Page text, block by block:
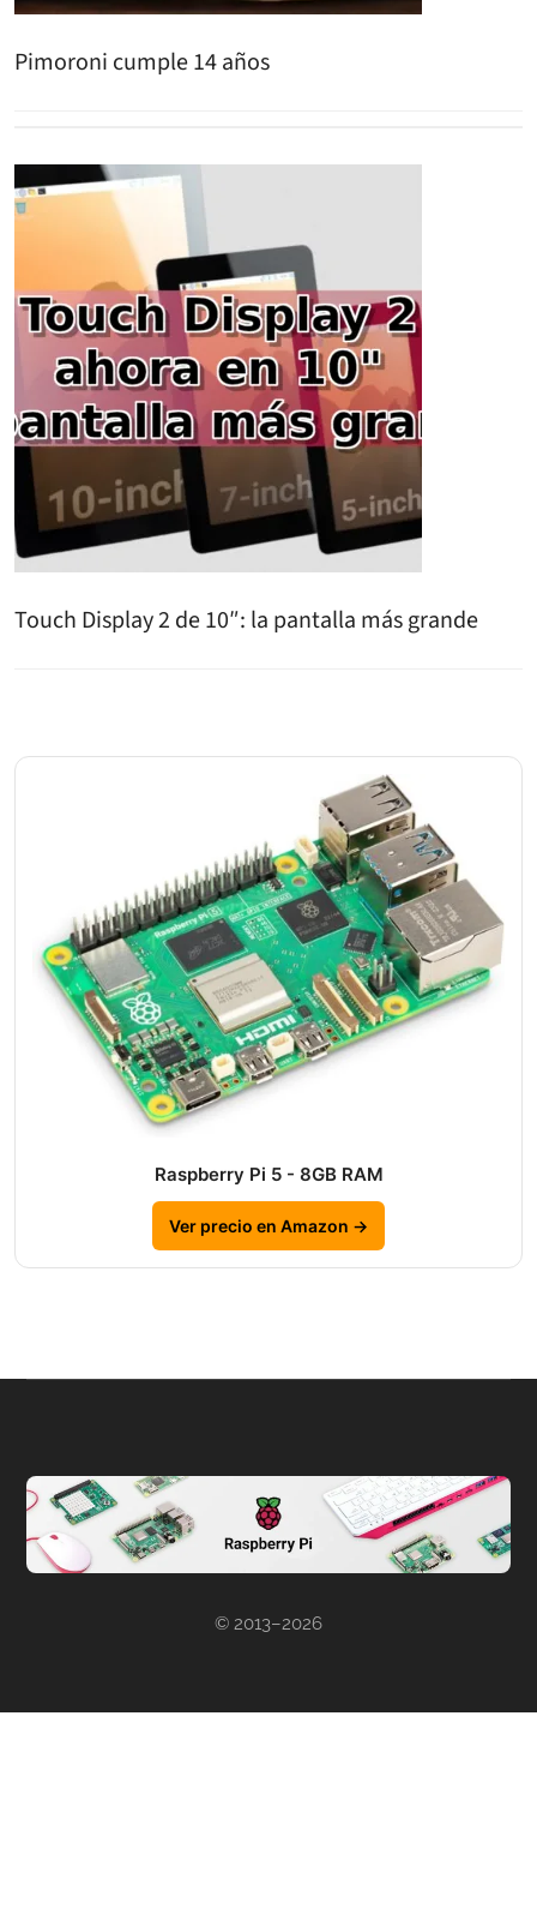
Pimoroni cumple 14 años
Touch Display 2 de 10″: la pantalla más grande
Raspberry Pi 5 - 8GB RAM
Ver precio en Amazon →
© 2013–2026